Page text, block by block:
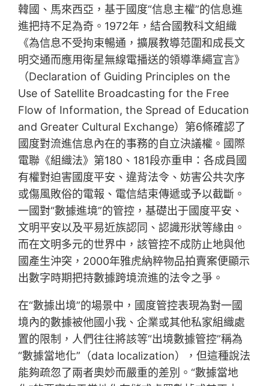
韓國、馬來西亞，基于國度“信息主權”的信息進
進把持不足為奇。1972年，結合國教科文組織
《為信息不受拘束暢通，擴展教導范圍和成長文
明交通而應用衛星無線電播送的領導準繩宣言》
（Declaration of Guiding Principles on the
Use of Satellite Broadcasting for the Free
Flow of Information, the Spread of Education
and Greater Cultural Exchange）第6條確認了
國度對流進信息內在的事務的自立決議權。國際
電聯《組織法》第180、181段亦重申：各成員國
有權對迫害國度平安、違背法令、妨害公共次序
或傷風敗俗的電報、電信結束傳遞或予以截斷。
一國對“數據進境”的管控，基礎出于國度平安、
文明平安以及平易近族認同、認識形狀等緣由。
而在文明多元的世界中，該管控不成防止地與他
國產生沖突，2000年雅虎納粹物品拍賣案便顯示
出數字時期把持數據跨境流進的法令之爭。
在“數據出境”的場景中，國度管控表現為對一國
境內的數據被他國小我、企業或其他私家組織處
置的限制，人們往往將該等“出境數據管控”稱為
“數據當地化”（data localization），但這種說法
能夠疏忽了兩者奧妙而嚴重的差別。“數據當地